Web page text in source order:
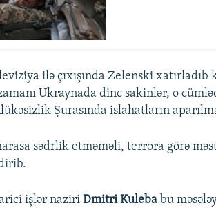
ilə çıxışında Zelenski xatırladıb
Ukraynada dinc sakinlər, o
Şurasında islahatların
sədrlik etməməli, terrora görə
işlər naziri Dmitri Kuleba bu